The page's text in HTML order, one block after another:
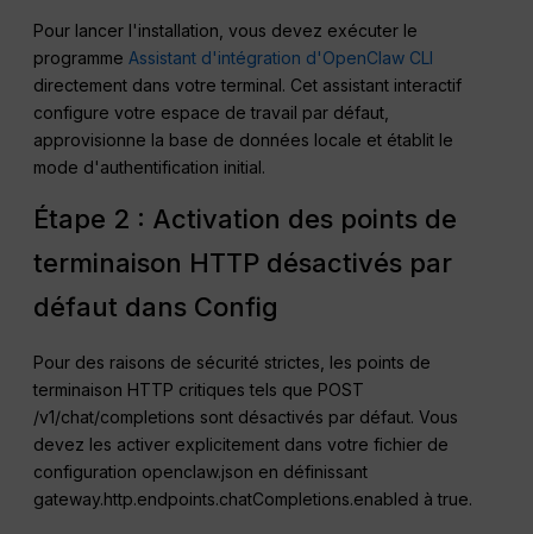
Pour lancer l'installation, vous devez exécuter le
programmeAssistant d'intégration d'OpenClaw CLI
directement dans votre terminal. Cet assistant interactif
configure votre espace de travail par défaut,
approvisionne la base de données locale et établit le
mode d'authentification initial.
Étape 2 : Activation des points de
terminaison HTTP désactivés par
défaut dans Config
Pour des raisons de sécurité strictes, les points de
terminaison HTTP critiques tels que POST
/v1/chat/completions sont désactivés par défaut. Vous
devez les activer explicitement dans votre fichier de
configuration openclaw.json en définissant
gateway.http.endpoints.chatCompletions.enabled à true.